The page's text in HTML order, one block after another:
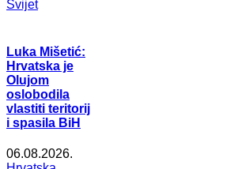
Svijet
Luka Mišetić:
Hrvatska je
Olujom
oslobodila
vlastiti teritorij
i spasila BiH
06.08.2026.